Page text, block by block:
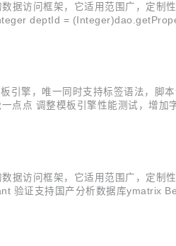
访问框架，它适用范围广，定制
=
擎，唯一同时支持标签语法，脚
点 调整模板引擎性能测试，增加
访问框架，它适用范围广，定制
验证支持国产分析数据库ymatrix